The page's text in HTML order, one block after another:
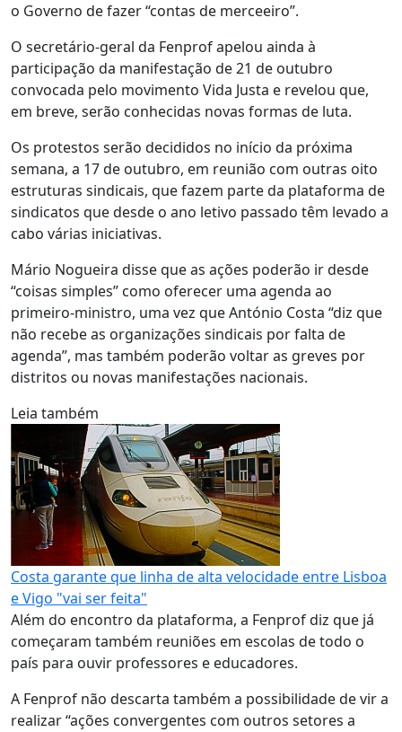
o Governo de fazer “contas de merceeiro”.
O secretário-geral da Fenprof apelou ainda à
participação da manifestação de 21 de outubro
convocada pelo movimento Vida Justa e revelou que,
em breve, serão conhecidas novas formas de luta.
Os protestos serão decididos no início da próxima
semana, a 17 de outubro, em reunião com outras oito
estruturas sindicais, que fazem parte da plataforma de
sindicatos que desde o ano letivo passado têm levado a
cabo várias iniciativas.
Mário Nogueira disse que as ações poderão ir desde
“coisas simples” como oferecer uma agenda ao
primeiro-ministro, uma vez que António Costa “diz que
não recebe as organizações sindicais por falta de
agenda”, mas também poderão voltar as greves por
distritos ou novas manifestações nacionais.
Leia também
Costa garante que linha de alta velocidade entre Lisboa
e Vigo "vai ser feita"
Além do encontro da plataforma, a Fenprof diz que já
começaram também reuniões em escolas de todo o
país para ouvir professores e educadores.
A Fenprof não descarta também a possibilidade de vir a
realizar “ações convergentes com outros setores a